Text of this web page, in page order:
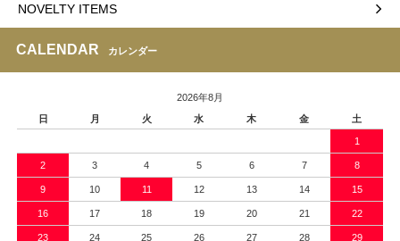
NOVELTY ITEMS
CALENDAR カレンダー
2026年8月
日
月 火 水 木 金 土
1
2 3 4 5 6 7 8
9 10 11 12 13 14 15
16 17 18 19 20 21 22
23 24 25 26 27 28 29